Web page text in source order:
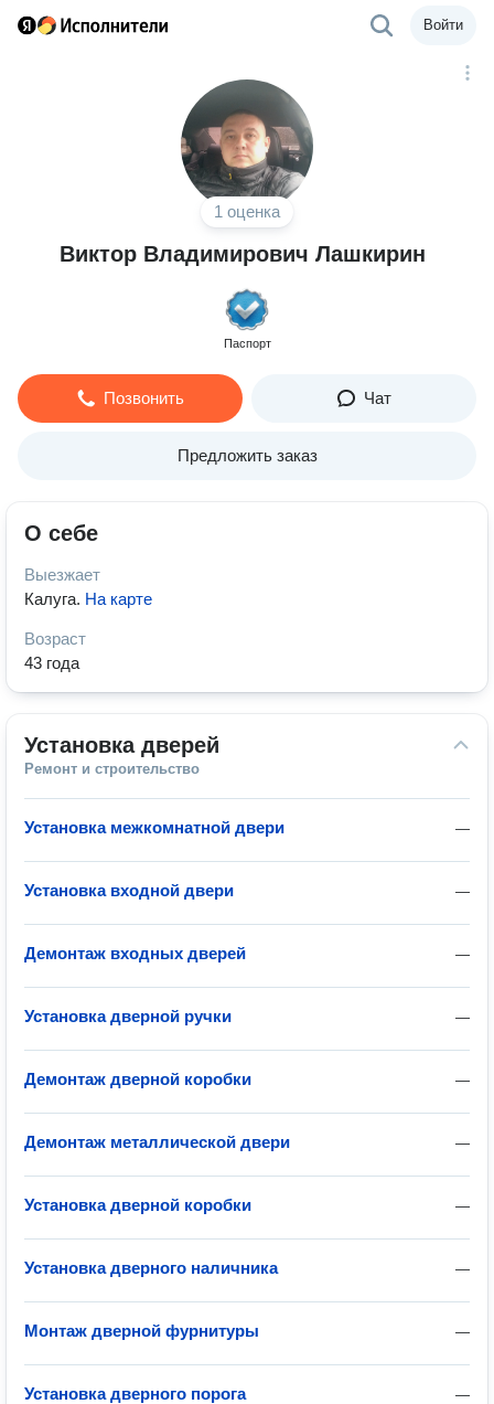
Войти
1 оценка
Виктор Владимирович Лашкирин
Паспорт
Позвонить Чат
Предложить заказ
О себе
Выезжает
Калуга. На карте
Возраст
43 года
Установка дверей
Ремонт и строительство
—
Установка межкомнатной двери
—
Установка входной двери
—
Демонтаж входных дверей
—
Установка дверной ручки
—
Демонтаж дверной коробки
—
Демонтаж металлической двери
—
Установка дверной коробки
—
Установка дверного наличника
—
Монтаж дверной фурнитуры
—
Установка дверного порога